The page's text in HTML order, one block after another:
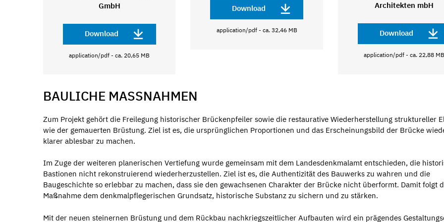
GmbH
Download
application/pdf - ca. 20,65 MB
Download
application/pdf - ca. 32,46 MB
Architekten mbH
Download
application/pdf - ca. 22,88 MB
BAULICHE MASSNAHMEN
Zum Projekt gehört die Freilegung historischer Brückenpfeiler sowie die restaurative Wiederherstellung struktureller
wie der gemauerten Brüstung. Ziel ist es, die ursprünglichen Proportionen und das Erscheinungsbild der Brücke
klarer ablesbar zu machen.
Im Zuge der weiteren planerischen Vertiefung wurde gemeinsam mit dem Landesdenkmalamt entschieden, die
Bastionen nicht rekonstruierend wiederherzustellen. Ziel ist es, die Authentizität des Bauwerks zu wahren und die
Baugeschichte so erlebbar zu machen, dass sie den gewachsenen Charakter der Brücke nicht überformt. Damit folgt
Maßnahme dem denkmalpflegerischen Grundsatz, historische Substanz zu sichern und zu stärken.
Mit der neuen steinernen Brüstung und dem Rückbau nachkriegszeitlicher Aufbauten wird ein prägendes